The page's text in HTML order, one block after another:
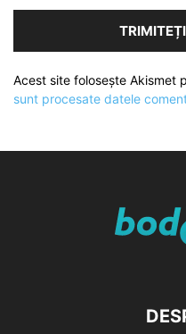
Acest site folosește Akismet
sunt procesate datele